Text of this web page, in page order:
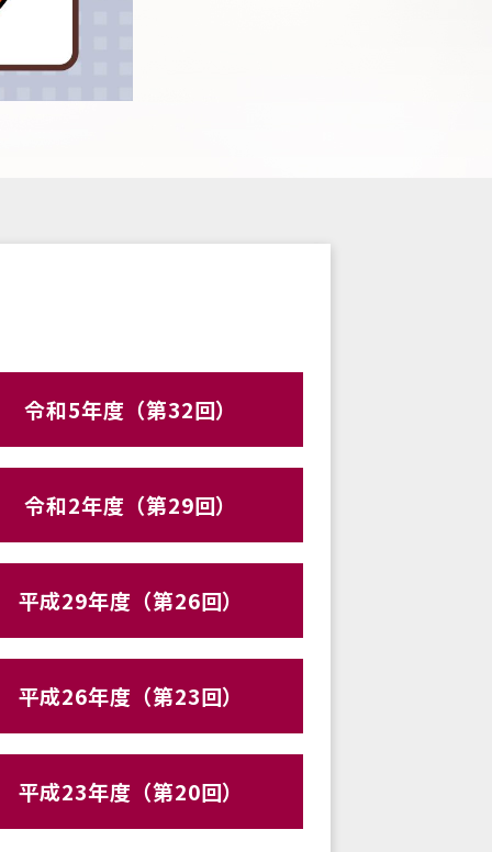
令和5年度（第32回）
令和2年度（第29回）
平成29年度（第26回）
平成26年度（第23回）
平成23年度（第20回）